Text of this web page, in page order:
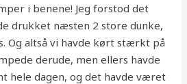
i benene! Jeg forstod det
drukket næsten 2 store dunke,
Og altså vi havde kørt stærkt på
derude, men ellers havde
hele dagen, og det havde været